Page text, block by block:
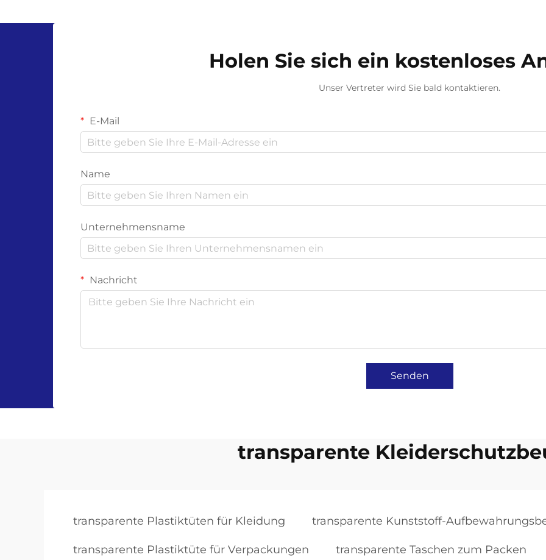
Zersetzungsprozess ab. Unl...Holen Sie sich ein kostenloses
Unser Vertreter wird Sie bald kontaktieren.
E-Mail
Name
Unternehmensname
Nachricht
Senden
transparente
transparente Plastiktüten für Kleidung transparente Kunststoff-
transparente Plastiktüte für Verpackungen transparente Taschen zum Packen